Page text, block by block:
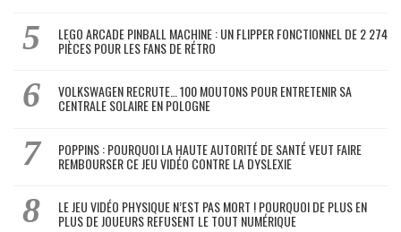
LEGO ARCADE PINBALL MACHINE : UN FLIPPER FONCTIONNEL DE 2 274
PIÈCES POUR LES FANS DE RÉTRO
VOLKSWAGEN RECRUTE… 100 MOUTONS POUR ENTRETENIR SA
CENTRALE SOLAIRE EN POLOGNE
POPPINS : POURQUOI LA HAUTE AUTORITÉ DE SANTÉ VEUT FAIRE
REMBOURSER CE JEU VIDÉO CONTRE LA DYSLEXIE
LE JEU VIDÉO PHYSIQUE N’EST PAS MORT ! POURQUOI DE PLUS EN
PLUS DE JOUEURS REFUSENT LE TOUT NUMÉRIQUE